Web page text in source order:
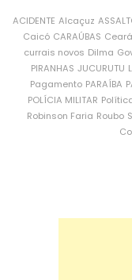
ACIDENTE Alcaçuz
Caicó CARAÚBAS Ceará
currais novos Dilma
PIRANHAS JUCURUTU
Pagamento PARAÍBA
POLÍCIA MILITAR
Robinson Faria Roubo